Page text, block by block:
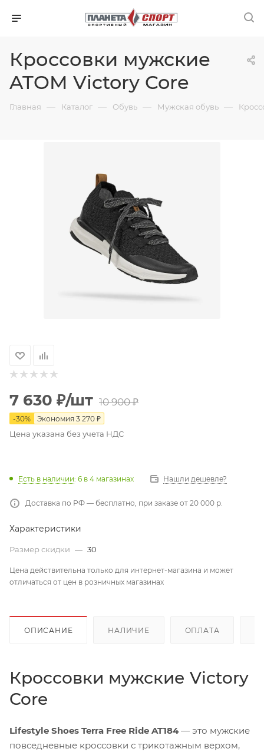
Кроссовки мужские
ATOM Victory Core
Главная — Каталог — Обувь — Мужская обувь —
7 630 ₽/шт 10 900₽
-30% Экономия 3 270 ₽
Цена указана без учета НДС
Есть в наличии: 6 в 4 магазинах Нашли дешевле?
Доставка по РФ — бесплатно, при заказе от 20 000 р.
Характеристики
Размер скидки — 30
Цена действительна только для интернет-магазина и может
отличаться от цен в розничных магазинах
ОПИСАНИЕ НАЛИЧИЕ ОПЛАТА
Кроссовки мужские Victory
Core
Lifestyle Shoes Terra Free Ride AT184— это мужские
повседневные кроссовки с трикотажным верхом,